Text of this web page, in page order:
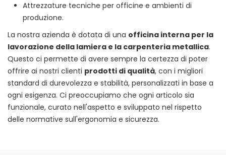
Attrezzature tecniche per officine e ambienti di
produzione.
La nostra azienda è dotata di una officina interna per la
lavorazione della lamiera e la carpenteria metallica.
Questo ci permette di avere sempre la certezza di poter
offrire ai nostri clienti prodotti di qualità, con i migliori
standard di durevolezza e stabilità, personalizzati in base a
ogni esigenza. Ci preoccupiamo che ogni articolo sia
funzionale, curato nell'aspetto e sviluppato nel rispetto
delle normative sull'ergonomia e sicurezza.